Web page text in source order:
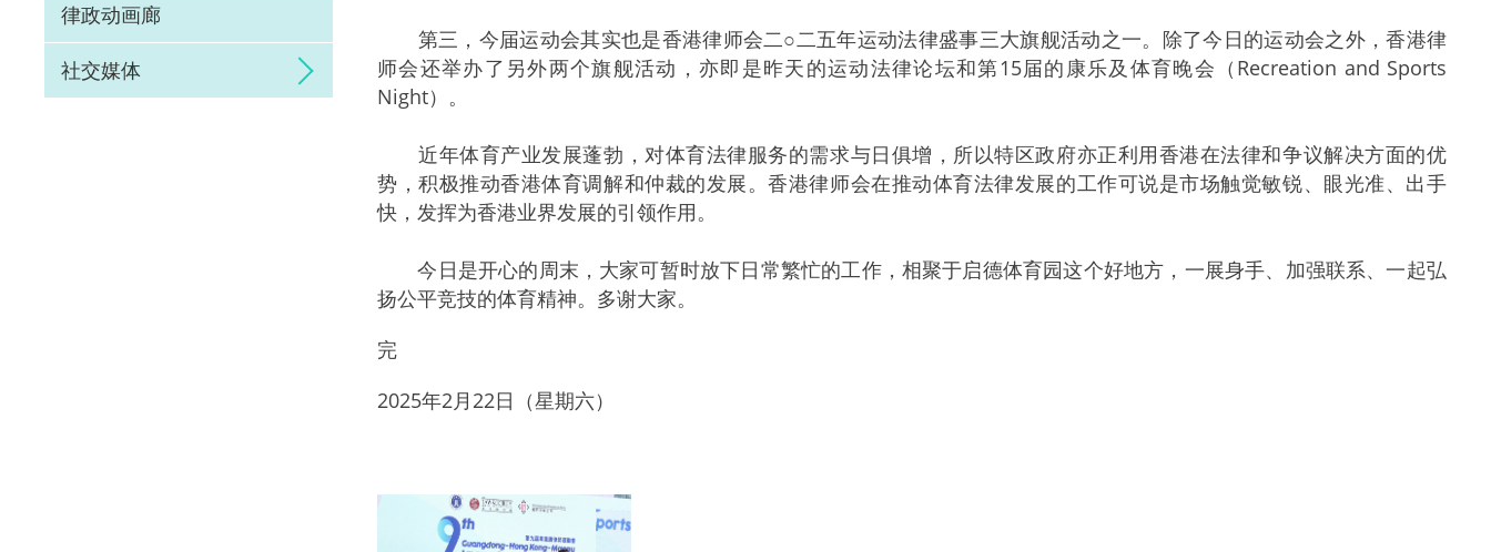
律政动画廊
社交媒体
第三，今届运动会其实也是香港律师会二○二五年运动法律盛事三大旗舰活动之一。除了今日的运动会之外，香港律
师会还举办了另外两个旗舰活动，亦即是昨天的运动法律论坛和第15届的康乐及体育晚会（Recreation and Sports
Night）。
近年体育产业发展蓬勃，对体育法律服务的需求与日俱增，所以特区政府亦正利用香港在法律和争议解决方面的优
势，积极推动香港体育调解和仲裁的发展。香港律师会在推动体育法律发展的工作可说是市场触觉敏锐、眼光准、出手
快，发挥为香港业界发展的引领作用。
今日是开心的周末，大家可暂时放下日常繁忙的工作，相聚于启德体育园这个好地方，一展身手、加强联系、一起弘
扬公平竞技的体育精神。多谢大家。
完
2025年2月22日（星期六）